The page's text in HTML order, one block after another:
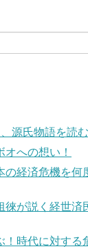
源氏物語を読む
への想い！
の経済危機を何
徠が説く経世済
！時代に対する